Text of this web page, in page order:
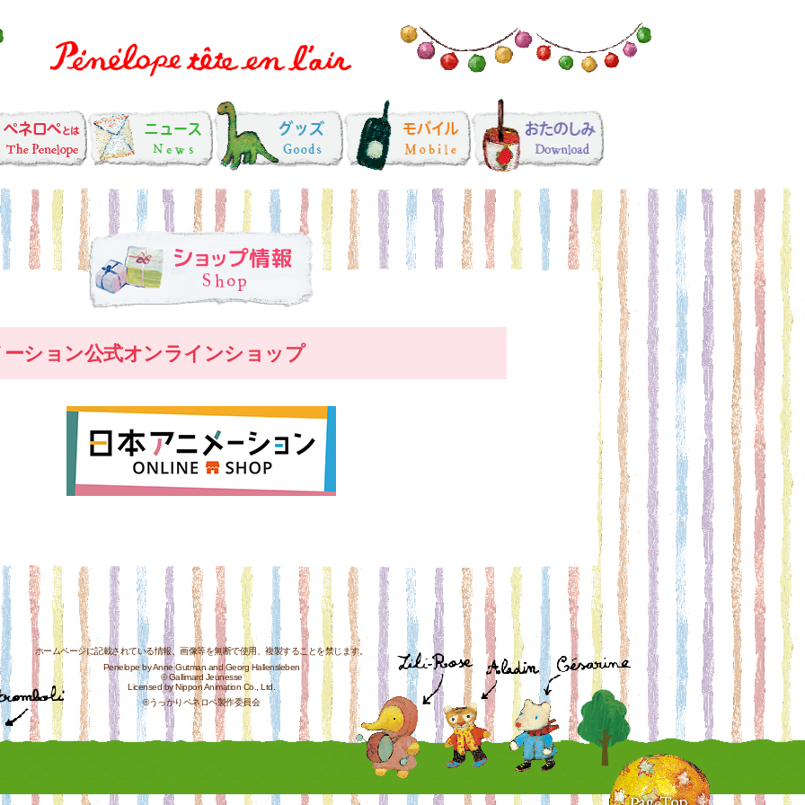
ション公式オンラインショップ
ホームページに記載されている情報、画像等を無断で使用、複製することを禁じます。
Penelope by Anne Gutman and Georg Hallensleben
© Gallimard Jeunesse
Licensed by Nippon Animation Co., Ltd.
©うっかりペネロペ製作委員会